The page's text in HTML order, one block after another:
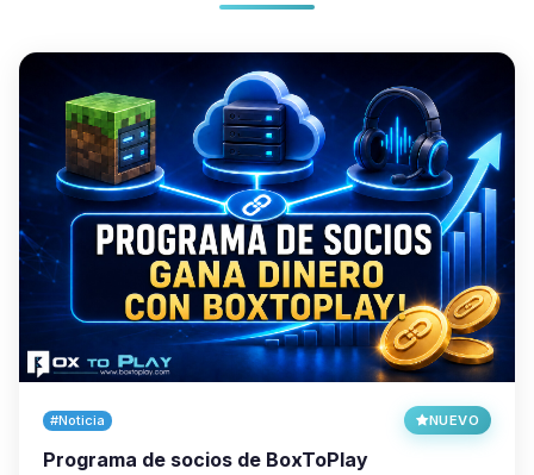
#Noticia NUEVO
Programa de socios de BoxToPlay